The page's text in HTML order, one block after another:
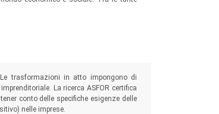
trasformazioni in atto impongono di
La ricerca ASFOR certifica
conto delle specifiche esigenze delle
nelle imprese.